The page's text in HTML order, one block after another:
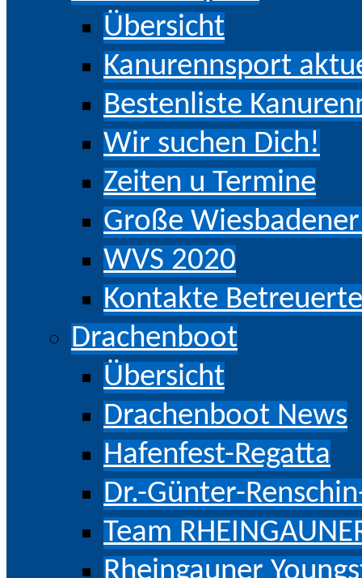
Übersicht
Kanurennsport
Bestenliste
Wir suchen Dich!
Zeiten u Termine
Große
WVS 2020
Kontakte
Drachenboot
Übersicht
Drachenboot News
Hafenfest-Regatta
Dr.-Günter-
Team